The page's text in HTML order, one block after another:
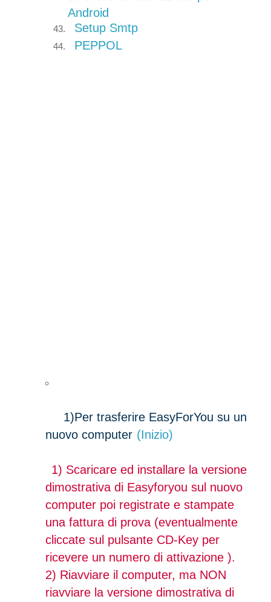
Android
Setup Smtp
PEPPOL
1)Per trasferire EasyForYou su un
nuovo computer (Inizio)
1) Scaricare ed installare la versione
dimostrativa di Easyforyou sul nuovo
computer poi registrate e stampate
una fattura di prova (eventualmente
cliccate sul pulsante CD-Key per
ricevere un numero di attivazione ).
2) Riavviare il computer, ma NON
riavviare la versione dimostrativa di